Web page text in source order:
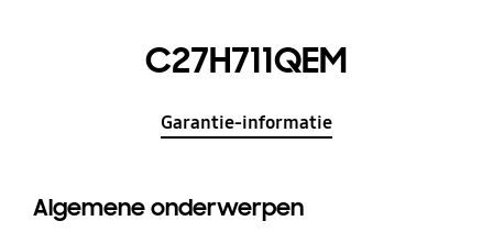
C27H711QEM
Garantie-informatie
Algemene onderwerpen